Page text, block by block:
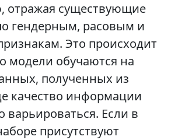
существующие
гендерным, расовым и
Это происходит
модели обучаются на
полученных из
качество информации
варьироваться. Если в
присутствуют